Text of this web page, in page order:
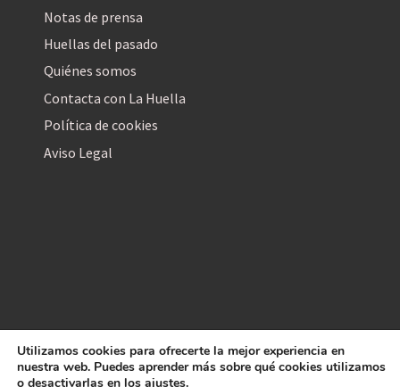
Notas de prensa
Huellas del pasado
Quiénes somos
Contacta con La Huella
Política de cookies
Aviso Legal
© 2026La Huella Digital– Todos los derechos reservados
Utilizamos cookies para ofrecerte la mejor experiencia en
nuestra web. Puedes aprender más sobre qué cookies utilizamos
o desactivarlas en los ajustes.